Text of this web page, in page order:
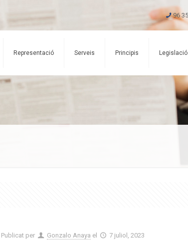
96
Representació Serveis Principis
Publicat per Gonzalo Anaya el 7 juliol, 2023